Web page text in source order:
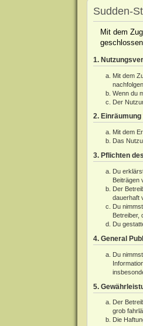
Sudden-
Mit dem
1.
Mit dem
Wenn du
Der
2.
Mit dem
Das
3. Pflichten
Du
Beiträgen
Der
dauerhaft
Du
Betreiber,
Du
4. General
Du
5.
Der
grob
Die